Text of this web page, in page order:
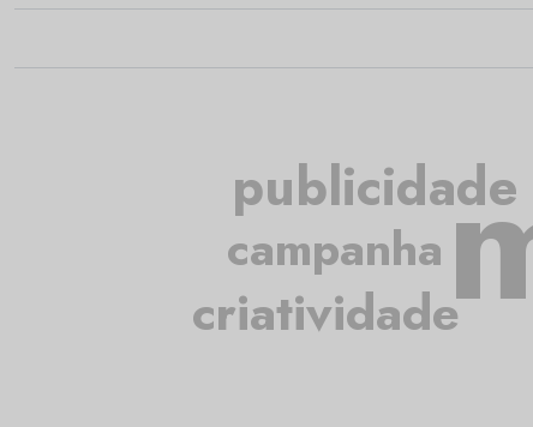
publicidade
criatividade
campanha